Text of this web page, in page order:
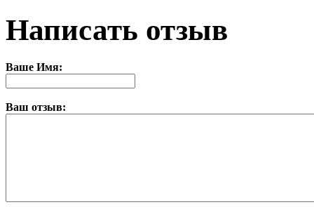
Написать отзыв
Ваше Имя:
Ваш отзыв: